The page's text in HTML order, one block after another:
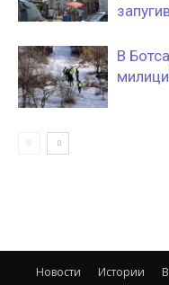
В
Новости Истории